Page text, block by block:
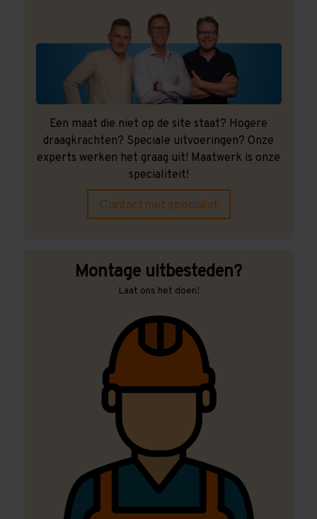
Een maat die niet op de site staat? Hogere
draagkrachten? Speciale uitvoeringen? Onze
experts werken het graag uit! Maatwerk is onze
specialiteit!
Contact met specialist
Montage uitbesteden?
Laat ons het doen!